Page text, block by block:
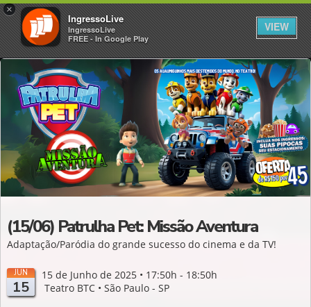
×
IngressoLive
IngressoLive
FREE - In Google Play
VIEW
(15/06) Patrulha Pet: Missão Aventura
Adaptação/Paródia do grande sucesso do cinema e da TV!
JUN
15
15 de Junho de 2025 • 17:50h - 18:50h
Teatro BTC • São Paulo - SP